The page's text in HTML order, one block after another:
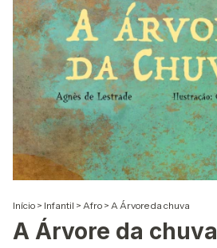
Início > Infantil > Afro > A Árvore da chuva
A Árvore da chuva